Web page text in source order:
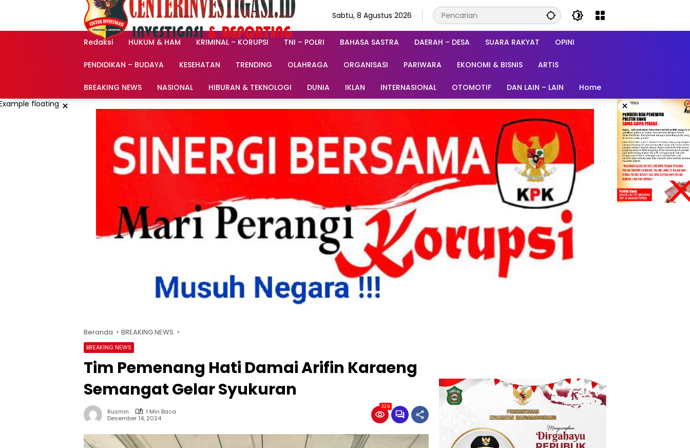
Sabtu, 8 Agustus 2026
Redaksi HUKUM & HAM KRIMINAL – KORUPSI TNI – POLRI BAHASA SASTRA DAERAH – DESA SUARA RAKYAT OPINI
PENDIDIKAN – BUDAYA KESEHATAN TRENDING OLAHRAGA ORGANISASI PARIWARA EKONOMI & BISNIS ARTIS
BREAKING NEWS NASIONAL HIBURAN & TEKNOLOGI DUNIA IKLAN INTERNASIONAL OTOMOTIF DAN LAIN – LAIN Home
× ×
Beranda BREAKING NEWS
BREAKING NEWS
Tim Pemenang Hati Damai Arifin Karaeng
Semangat Gelar Syukuran
Rusmin
1 Min Baca
Desember 14, 2024
329